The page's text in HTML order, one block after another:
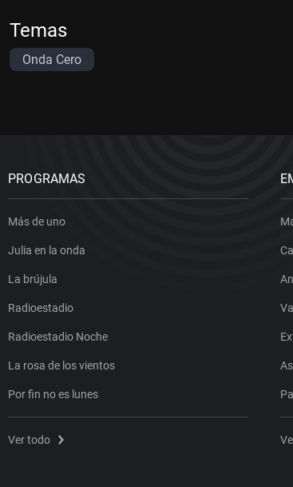
Temas
Onda Cero
PROGRAMAS
Más de uno
Julia en la onda
La brújula
Radioestadio
Radioestadio Noche
La rosa de los vientos
Por fin no es lunes
Ver todo